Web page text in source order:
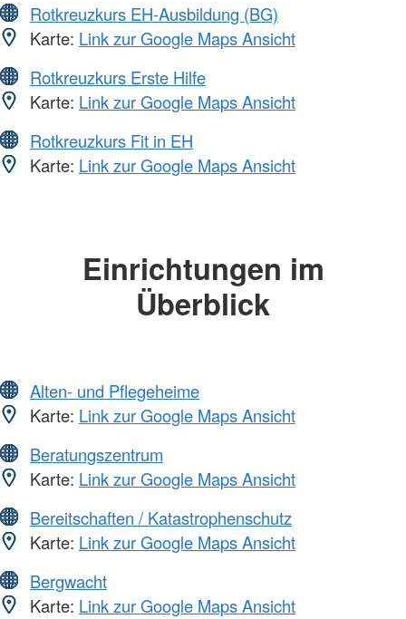
Rotkreuzkurs EH-Ausbildung (BG)
Karte: Link zur Google Maps Ansicht
Rotkreuzkurs Erste Hilfe
Karte: Link zur Google Maps Ansicht
Rotkreuzkurs Fit in EH
Karte: Link zur Google Maps Ansicht
Einrichtungen im
Überblick
Alten- und Pflegeheime
Karte: Link zur Google Maps Ansicht
Beratungszentrum
Karte: Link zur Google Maps Ansicht
Bereitschaften / Katastrophenschutz
Karte: Link zur Google Maps Ansicht
Bergwacht
Karte: Link zur Google Maps Ansicht